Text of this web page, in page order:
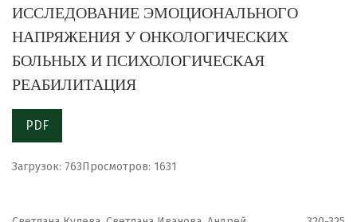
ИССЛЕДОВАНИЕ ЭМОЦИОНАЛЬНОГО
НАПРЯЖЕНИЯ У ОНКОЛОГИЧЕСКИХ
БОЛЬНЫХ И ПСИХОЛОГИЧЕСКАЯ
РЕАБИЛИТАЦИЯ
PDF
Загрузок: 763Просмотров: 1631